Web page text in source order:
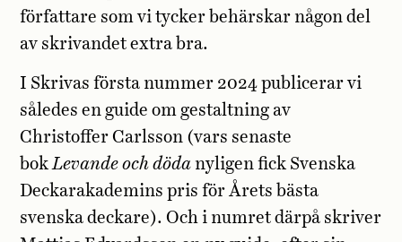
författare som vi tycker behärskar någon del
av skrivandet extra bra.
I Skrivas första nummer 2024 publicerar vi
således en guide om gestaltning av
Christoffer Carlsson (vars senaste
bokLevande och döda nyligen fick Svenska
Deckarakademins pris för Årets bästa
svenska deckare). Och i numret därpå skriver